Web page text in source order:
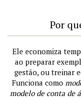
Por
Ele economiza
ao preparar
gestão, ou treinar
Funciona como
modelo de conta de